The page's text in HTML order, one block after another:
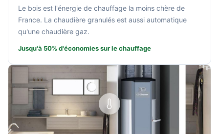
Le bois est l'énergie de chauffage la moins chère de
France. La chaudière granulés est aussi automatique
qu'une chaudière gaz.
Jusqu'à 50% d'économies sur le chauffage